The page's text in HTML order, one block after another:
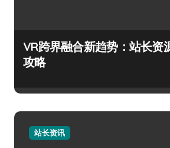
VR跨界融合新趋势：站长资
攻略
站长资讯